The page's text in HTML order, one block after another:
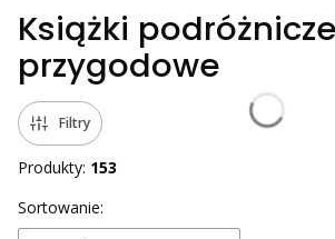
Książki
przygodowe
Filtry
Produkty: 153
Lista produktów
Sortowanie: